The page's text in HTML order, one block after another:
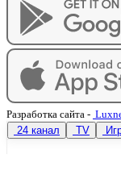
Разработка сайта -
24 канал
TV